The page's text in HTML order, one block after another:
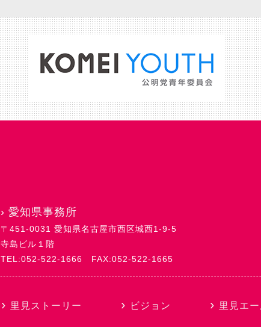
› 愛知県事務所
〒451-0031 愛知県名古屋市西区城西1-9-5
寺島ビル１階
TEL:052-522-1666 FAX:052-522-1665
里見ストーリー ビジョン 里見エ